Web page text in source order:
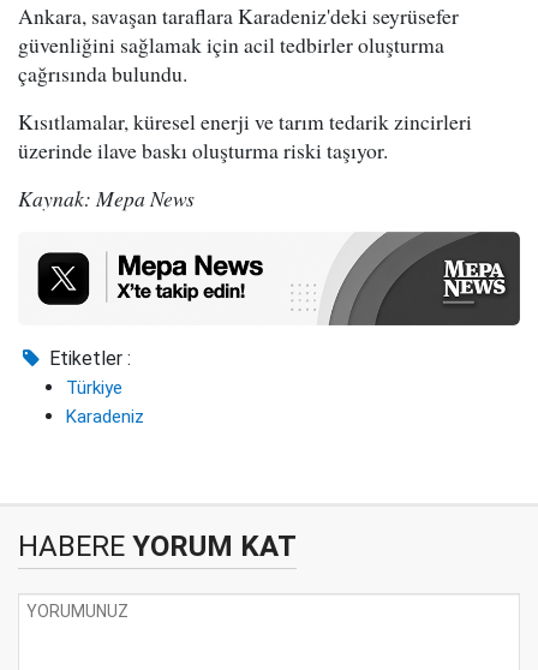
Ankara, savaşan taraflara Karadeniz'deki seyrüsefer
güvenliğini sağlamak için acil tedbirler oluşturma
çağrısında bulundu.
Kısıtlamalar, küresel enerji ve tarım tedarik zincirleri
üzerinde ilave baskı oluşturma riski taşıyor.
Kaynak: Mepa News
Etiketler :
Türkiye
Karadeniz
HABERE YORUM KAT